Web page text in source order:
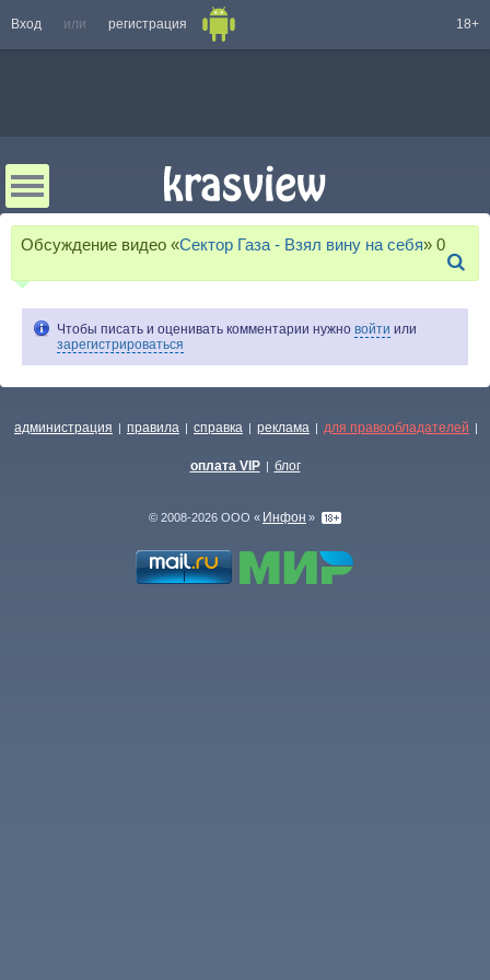
Вход или регистрация 18+
Обсуждение видео «Сектор Газа - Взял вину на себя» 0
Чтобы писать и оценивать комментарии нужно войти или
зарегистрироваться
администрация | правила | справка | реклама | для правообладателей |
оплата VIP | блог
© 2008-2026 ООО « Инфон »